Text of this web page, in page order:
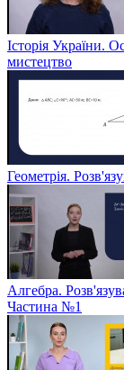
Історія України.
мистецтво
Геометрія.
Алгебра.
Частина №1